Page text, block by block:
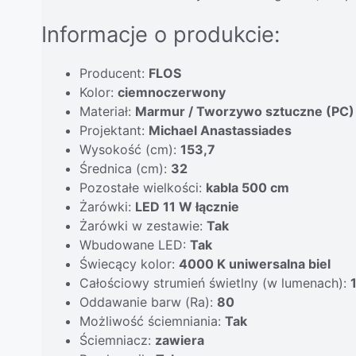
Informacje o produkcie:
Producent: FLOS
Kolor: ciemnoczerwony
Materiał: Marmur / Tworzywo sztuczne (PC)
Projektant: Michael Anastassiades
Wysokość (cm): 153,7
Średnica (cm): 32
Pozostałe wielkości: kabla 500 cm
Żarówki: LED 11 W łącznie
Żarówki w zestawie: Tak
Wbudowane LED: Tak
Świecący kolor: 4000 K uniwersalna biel
Całościowy strumień świetlny (w lumenach):
Oddawanie barw (Ra): 80
Możliwość ściemniania: Tak
Ściemniacz: zawiera